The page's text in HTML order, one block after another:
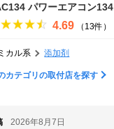
パワーエアコン134
4.69 （13件）
カル系 添加剤
カテゴリの取付店を探す
2026年8月7日